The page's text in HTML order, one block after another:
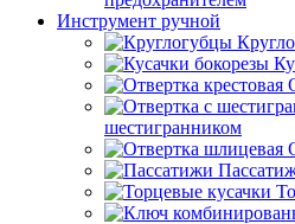
Инструмент ручной
шестигранником